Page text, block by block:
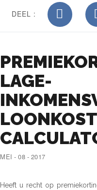
DEEL :
LAGE-
MEI - 08 - 2017
Heeft u recht op